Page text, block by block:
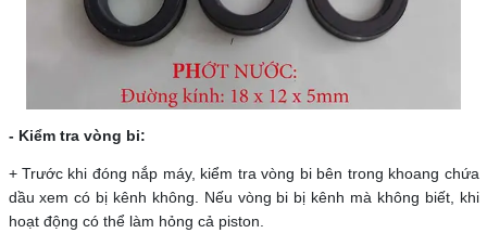
- Kiểm tra vòng bi:
+ Trước khi đóng nắp máy, kiểm tra vòng bi bên trong khoang chứa
dầu xem có bị kênh không. Nếu vòng bi bị kênh mà không biết, khi
hoạt động có thể làm hỏng cả piston.